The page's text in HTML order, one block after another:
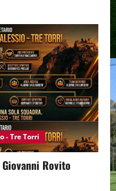
- Tre Torri
Rovito